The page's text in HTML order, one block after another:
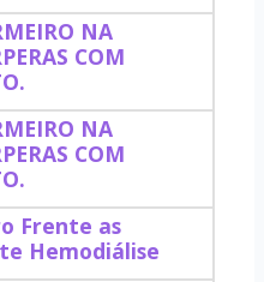
NA
COM
NA
COM
Frente as
Hemodiálise